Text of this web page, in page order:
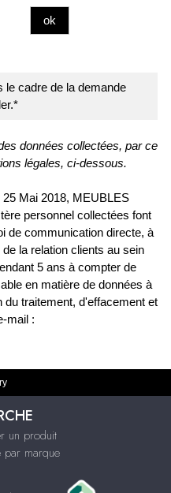
le cadre de la demande
données collectées, par ce
légales, ci-dessous.
Mai 2018, MEUBLES
personnel collectées font
de communication directe, à
la relation clients au sein
5 ans à compter de
en matière de données à
traitement, d'effacement et
mail :
un produit
par marque